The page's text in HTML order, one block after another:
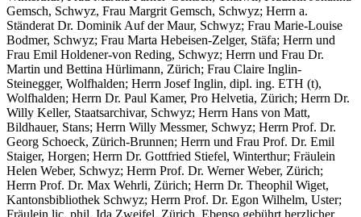
Gemsch, Schwyz, Frau Margrit Gemsch, Schwyz; Herrn a.
Ständerat Dr. Dominik Auf der Maur, Schwyz; Frau Marie-Louise
Bodmer, Schwyz; Frau Marta Hebeisen-Zelger, Stäfa; Herrn und
Frau Emil Holdener-von Reding, Schwyz; Herrn und Frau Dr.
Martin und Bettina Hürlimann, Zürich; Frau Claire Inglin-
Steinegger, Wolfhalden; Herrn Josef Inglin, dipl. ing. ETH (t),
Wolfhalden; Herrn Dr. Paul Kamer, Pro Helvetia, Zürich; Herrn Dr.
Willy Keller, Staatsarchivar, Schwyz; Herrn Hans von Matt,
Bildhauer, Stans; Herrn Willy Messmer, Schwyz; Herrn Prof. Dr.
Georg Schoeck, Zürich-Brunnen; Herrn und Frau Prof. Dr. Emil
Staiger, Horgen; Herrn Dr. Gottfried Stiefel, Winterthur; Fräulein
Helen Weber, Schwyz; Herrn Prof. Dr. Werner Weber, Zürich;
Herrn Prof. Dr. Max Wehrli, Zürich; Herrn Dr. Theophil Wiget,
Kantonsbibliothek Schwyz; Herrn Prof. Dr. Egon Wilhelm, Uster;
Fräulein lic. phil. Ida Zweifel, Zürich. Ebenso gebührt herzlicher